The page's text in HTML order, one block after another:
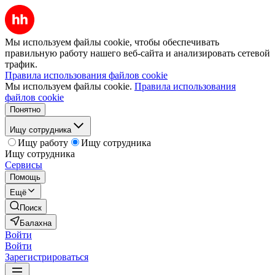
Мы используем файлы cookie, чтобы обеспечивать
правильную работу нашего веб-сайта и анализировать сетевой
трафик.
Правила использования файлов cookie
Мы используем файлы cookie. Правила использования
файлов cookie
Понятно
Ищу сотрудника
Ищу работу
Ищу сотрудника
Ищу сотрудника
Сервисы
Помощь
Ещё
Поиск
Балахна
Войти
Войти
Зарегистрироваться